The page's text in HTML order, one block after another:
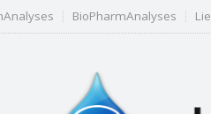
BioPharmAnalyses